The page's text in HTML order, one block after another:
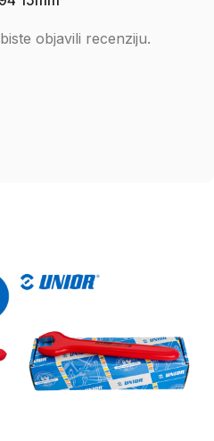
objavili recenziju.